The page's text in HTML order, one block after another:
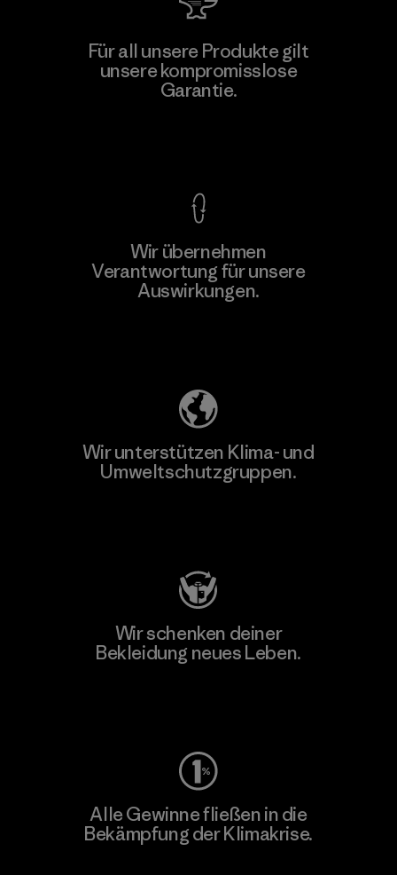
Toyota Tsusho
Material-supplier
Für all unsere Produkte gilt
unsere kompromisslose
Garantie.
Wir übernehmen
Verantwortung für unsere
Auswirkungen.
Wir unterstützen Klima- und
Umweltschutzgruppen.
Wir schenken deiner
Bekleidung neues Leben.
Alle Gewinne fließen in die
Bekämpfung der Klimakrise.